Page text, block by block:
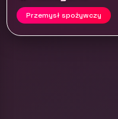
Przemysł spożywczy